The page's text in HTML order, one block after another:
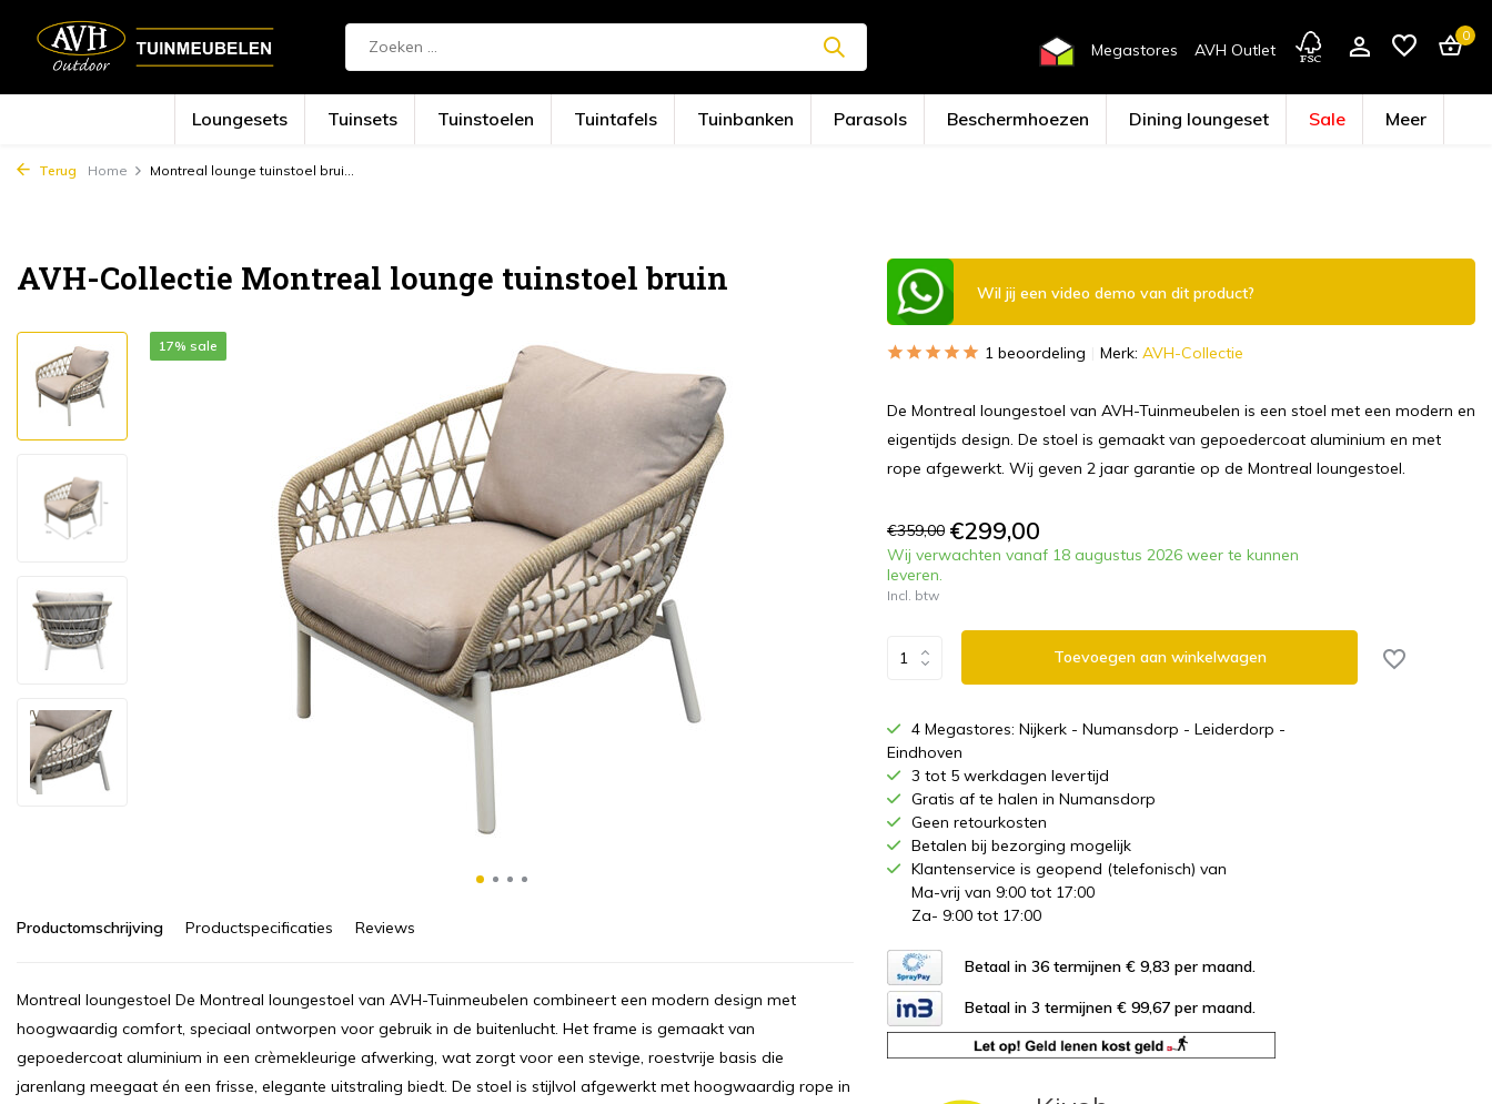
Megastores AVH Outlet
0
Loungesets Tuinsets Tuinstoelen Tuintafels Tuinbanken Parasols Beschermhoezen Dining loungeset Sale Meer
Terug Home Montreal lounge tuinstoel brui...
AVH-Collectie Montreal lounge tuinstoel bruin
17% sale
Productomschrijving Productspecificaties Reviews
Montreal loungestoel De Montreal loungestoel van AVH-Tuinmeubelen combineert een modern design met
hoogwaardig comfort, speciaal ontworpen voor gebruik in de buitenlucht. Het frame is gemaakt van
gepoedercoat aluminium in een crèmekleurige afwerking, wat zorgt voor een stevige, roestvrije basis die
jarenlang meegaat én een frisse, elegante uitstraling biedt. De stoel is stijlvol afgewerkt met hoogwaardig rope in
Wil jij een video demo van dit product?
1 beoordeling Merk: AVH-Collectie
De Montreal loungestoel van AVH-Tuinmeubelen is een stoel met een modern en
eigentijds design. De stoel is gemaakt van gepoedercoat aluminium en met
rope afgewerkt. Wij geven 2 jaar garantie op de Montreal loungestoel.
€359,00 €299,00
Wij verwachten vanaf 18 augustus 2026 weer te kunnen
leveren.
Incl. btw
Toevoegen aan winkelwagen
4 Megastores: Nijkerk - Numansdorp - Leiderdorp -
Eindhoven
3 tot 5 werkdagen levertijd
Gratis af te halen in Numansdorp
Geen retourkosten
Betalen bij bezorging mogelijk
Klantenservice is geopend (telefonisch) van
Ma-vrij van 9:00 tot 17:00
Za- 9:00 tot 17:00
Betaal in 36 termijnen € 9,83 per maand.
Betaal in 3 termijnen € 99,67 per maand.